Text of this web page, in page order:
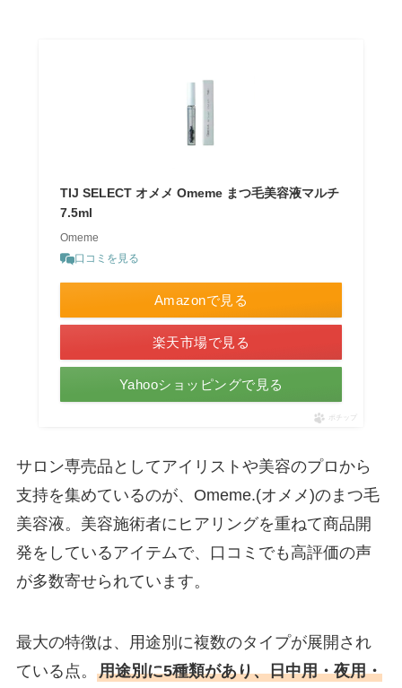
TIJ SELECT オメメ Omeme まつ毛美容液マルチ
7.5ml
Omeme
口コミを見る
Amazonで見る
楽天市場で見る
Yahooショッピングで見る
ポチップ
サロン専売品としてアイリストや美容のプロから
支持を集めているのが、Omeme.(オメメ)のまつ毛
美容液。美容施術者にヒアリングを重ねて商品開
発をしているアイテムで、口コミでも高評価の声
が多数寄せられています。
最大の特徴は、用途別に複数のタイプが展開され
ている点。 用途別に5種類があり、日中用・夜用・